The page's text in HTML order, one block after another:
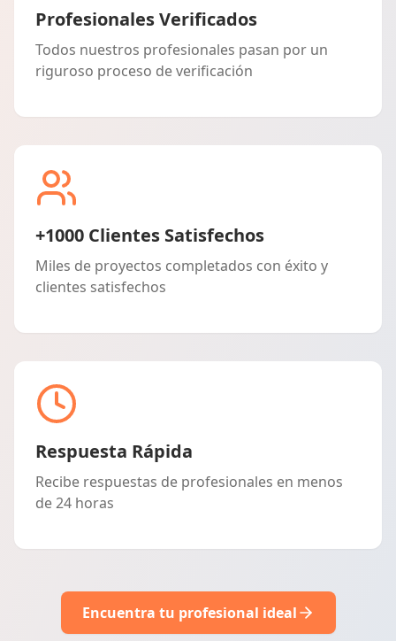
Profesionales Verificados
Todos nuestros profesionales pasan por un
riguroso proceso de verificación
+1000 Clientes Satisfechos
Miles de proyectos completados con éxito y
clientes satisfechos
Respuesta Rápida
Recibe respuestas de profesionales en menos
de 24 horas
Encuentra tu profesional ideal